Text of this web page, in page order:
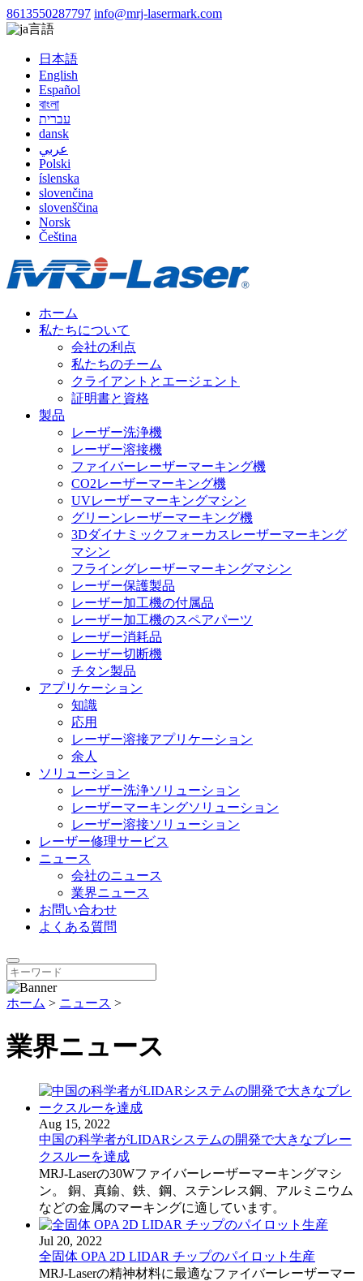
8613550287797 info@mrj-lasermark.com
言語
日本語
English
Español
বাংলা
עברית
dansk
عربي
Polski
íslenska
slovenčina
slovenščina
Norsk
Čeština
ホーム
私たちについて
会社の利点
私たちのチーム
クライアントとエージェント
証明書と資格
製品
レーザー洗浄機
レーザー溶接機
ファイバーレーザーマーキング機
CO2レーザーマーキング機
UVレーザーマーキングマシン
グリーンレーザーマーキング機
3Dダイナミックフォーカスレーザーマーキング
マシン
フライングレーザーマーキングマシン
レーザー保護製品
レーザー加工機の付属品
レーザー加工機のスペアパーツ
レーザー消耗品
レーザー切断機
チタン製品
アプリケーション
知識
応用
レーザー溶接アプリケーション
余人
ソリューション
レーザー洗浄ソリューション
レーザーマーキングソリューション
レーザー溶接ソリューション
レーザー修理サービス
ニュース
会社のニュース
業界ニュース
お問い合わせ
よくある質問
ホーム > ニュース >
業界ニュース
Aug 15, 2022
中国の科学者がLIDARシステムの開発で大きなブレー
クスルーを達成
MRJ-Laserの30Wファイバーレーザーマーキングマシ
ン。 銅、真鍮、鉄、鋼、ステンレス鋼、アルミニウム
などの金属のマーキングに適しています。
Jul 20, 2022
全固体 OPA 2D LIDAR チップのパイロット生産
MRJ-Laserの精神材料に最適なファイバーレーザーマー